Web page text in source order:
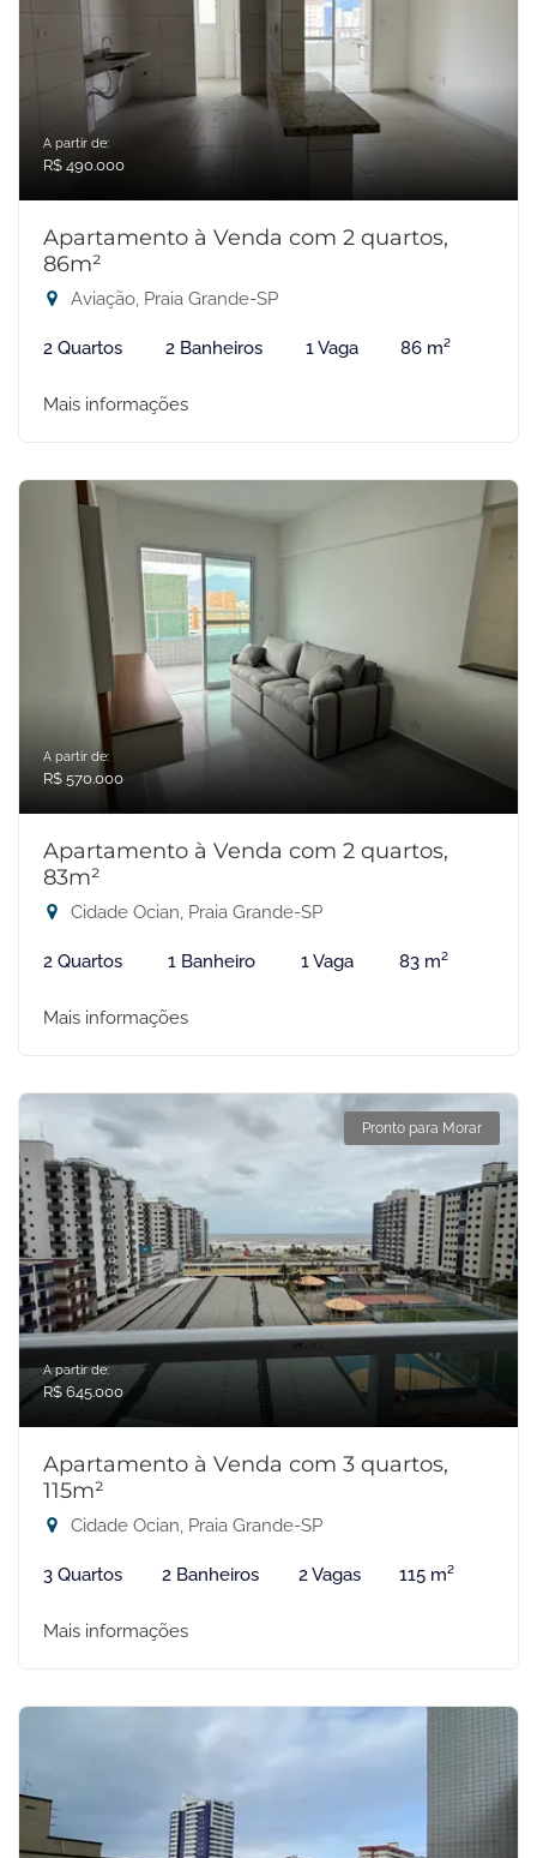
A partir de:
R$ 490.000
Apartamento à Venda com 2 quartos,
86m²
Aviação, Praia Grande-SP
2 Quartos 2 Banheiros 1 Vaga 86 m²
Mais informações
A partir de:
R$ 570.000
Apartamento à Venda com 2 quartos,
83m²
Cidade Ocian, Praia Grande-SP
2 Quartos 1 Banheiro 1 Vaga 83 m²
Mais informações
Pronto para Morar
A partir de:
R$ 645.000
Apartamento à Venda com 3 quartos,
115m²
Cidade Ocian, Praia Grande-SP
3 Quartos 2 Banheiros 2 Vagas 115 m²
Mais informações